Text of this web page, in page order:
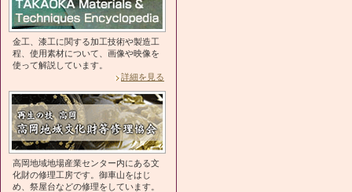
金工、漆工に関する加工技術や製造工
程、使用素材について、画像や映像を
使って解説しています。
詳細を見る
高岡地域地場産業センター内にある文
化財の修理工房です。御車山をはじ
め、祭屋台などの修理をしています。